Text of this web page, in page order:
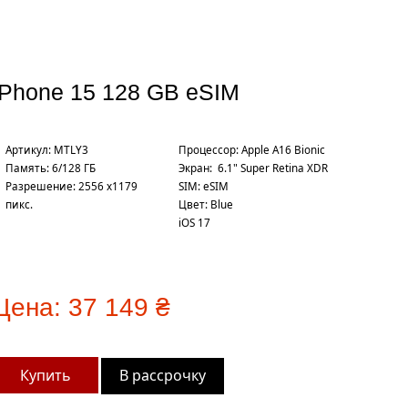
15 128 GB eSIM
Артикул: MTLY3
Процесcор: Apple A16 Bionic
Память: 6/128 ГБ
Экран: 6.1" Super Retina XDR
Разрешение: 2556 x1179
пикс.
SIM: eSIM
Цвет: Blue
iOS 17
37 149 ₴
В рассрочку